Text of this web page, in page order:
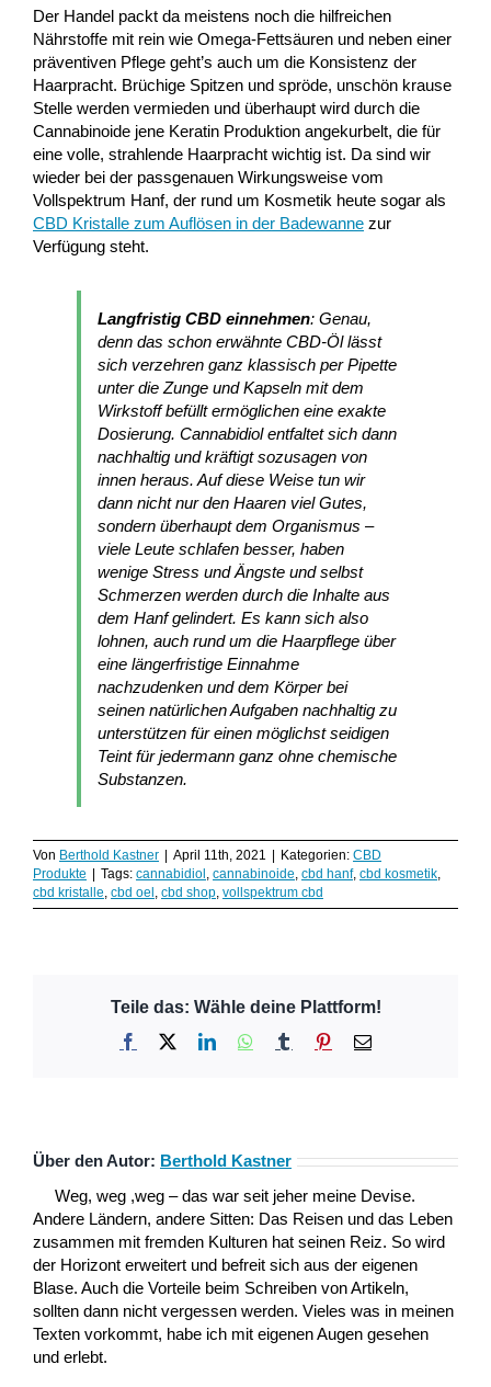
Der Handel packt da meistens noch die hilfreichen
Nährstoffe mit rein wie Omega-Fettsäuren und neben einer
präventiven Pflege geht’s auch um die Konsistenz der
Haarpracht. Brüchige Spitzen und spröde, unschön krause
Stelle werden vermieden und überhaupt wird durch die
Cannabinoide jene Keratin Produktion angekurbelt, die für
eine volle, strahlende Haarpracht wichtig ist. Da sind wir
wieder bei der passgenauen Wirkungsweise vom
Vollspektrum Hanf, der rund um Kosmetik heute sogar als
CBD Kristalle zum Auflösen in der Badewanne zur
Verfügung steht.
Langfristig CBD einnehmen: Genau,
denn das schon erwähnte CBD-Öl lässt
sich verzehren ganz klassisch per Pipette
unter die Zunge und Kapseln mit dem
Wirkstoff befüllt ermöglichen eine exakte
Dosierung. Cannabidiol entfaltet sich dann
nachhaltig und kräftigt sozusagen von
innen heraus. Auf diese Weise tun wir
dann nicht nur den Haaren viel Gutes,
sondern überhaupt dem Organismus –
viele Leute schlafen besser, haben
wenige Stress und Ängste und selbst
Schmerzen werden durch die Inhalte aus
dem Hanf gelindert. Es kann sich also
lohnen, auch rund um die Haarpflege über
eine längerfristige Einnahme
nachzudenken und dem Körper bei
seinen natürlichen Aufgaben nachhaltig zu
unterstützen für einen möglichst seidigen
Teint für jedermann ganz ohne chemische
Substanzen.
Von Berthold Kastner April 11th, 2021 Kategorien: CBD
Produkte
Tags: cannabidiol , cannabinoide, cbd hanf, cbd kosmetik,
cbd kristalle, cbd oel , cbd shop, vollspektrum cbd
Teile das: Wähle deine Plattform!
Facebook LinkedInWhatsApp
Tumblr Pinterest
E-
Über den Autor: Berthold Kastner
Weg, weg ,weg – das war seit jeher meine Devise.
Andere Ländern, andere Sitten: Das Reisen und das Leben
zusammen mit fremden Kulturen hat seinen Reiz. So wird
der Horizont erweitert und befreit sich aus der eigenen
Blase. Auch die Vorteile beim Schreiben von Artikeln,
sollten dann nicht vergessen werden. Vieles was in meinen
Texten vorkommt, habe ich mit eigenen Augen gesehen
und erlebt.